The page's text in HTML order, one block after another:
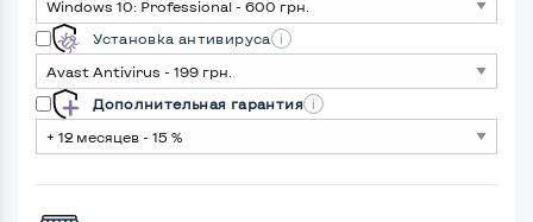
Установка антивируса
Дополнительная гарантия